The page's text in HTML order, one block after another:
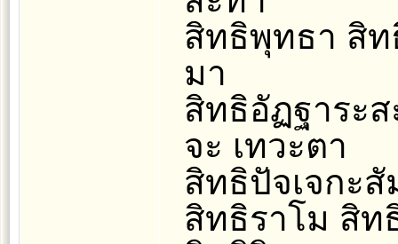
สิทธิพุทธา สิ
มา
สิทธิอัฏฐาระ
จะ เทวะตา
สิทธิปัจเจกะ
สิทธิราโม สิท